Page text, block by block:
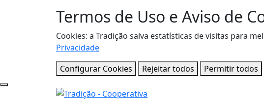
Termos de Uso e Aviso de
Cookies: a Tradição salva estatísticas de visitas para
Privacidade
Configurar Cookies
Rejeitar todos Permitir todos